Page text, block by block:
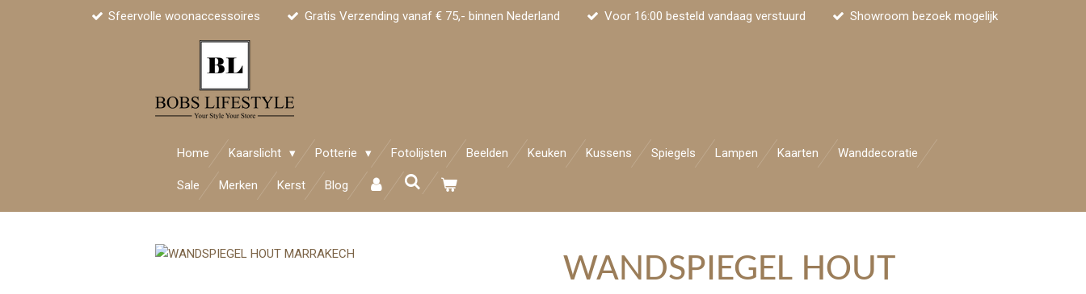
Sfeervolle woonaccessoires Gratis Verzending vanaf € 75,- binnen Nederland Voor 16:00 besteld vandaag verstuurd Showroom bezoek mogelijk
Home Kaarslicht Potterie Fotolijsten Beelden Keuken Kussens Spiegels Lampen Kaarten Wanddecoratie
Sale Merken Kerst Blog
WANDSPIEGEL HOUT